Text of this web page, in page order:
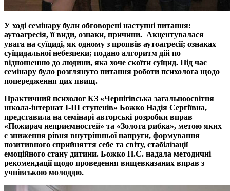
У ході семінару були обговорені наступні питання:
аутоагресія, її види, ознаки, причини. Акцентувалася
увага на суїциді, як одному з проявів аутоагресії; ознаках
суїцидальної небезпеки; подано алгоритм дій по
відношенню до людини, яка хоче скоїти суїцид. Під час
семінару було розглянуто питання роботи психолога щодо
попередження цих явищ.
Практичний психолог КЗ «Чернігівська загальноосвітня
школа-інтернат І-ІІІ ступенів» Божко Надія Сергіївна,
представила на семінарі авторські розробки вправ
«Пожирач неприємностей» та «Золота рибка», метою яких
є зниження рівня внутрішньої напруги, формування
позитивного сприйняття себе та світу, стабілізації
емоційного стану дитини. Божко Н.С. надала методичні
рекомендації щодо проведення вищевказаних вправ з
учнівською молоддю.